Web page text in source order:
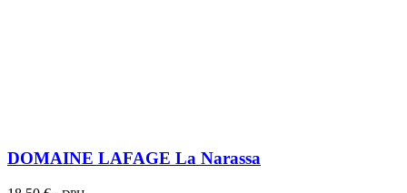
DOMAINE LAFAGE La Narassa